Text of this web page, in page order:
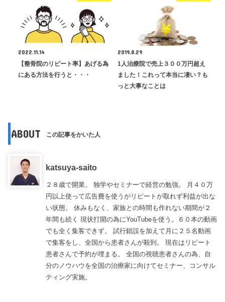
2022.11.14
【整骨院のリピート率】あげる為
にある方法を行うと・・・
2019.8.29
1人治療院で売上３００万円超え
ました！これって本当に凄い？も
っと大事なことは
ABOUT この記事をかいた人
katsuya-saito
２８歳で開業。 独学やセミナーで経営の勉強。 月４０万
円以上使って広告費を使うがリピートが取れず利益が出な
い状態。 休みもなく、家族との時間も作れない期間が２
年間も続く 現状打開の為にYouTubeを使う。６０本の動画
でも全く集客できず。 試行錯誤を加えて月に２５名動画
で集客をし、全国から患者さんが殺到。 現在はリピート
患者さんで予約が埋まる。 全国の視聴患者さんの為、自
分のノウハウを全国の治療家に向けてセミナー、コンサル
ティング実施。